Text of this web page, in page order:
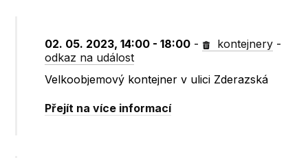
02. 05. 2023, 14:00 - 18:00 - kontejnery -
odkaz na událost
Velkoobjemový kontejner v ulici Zderazská
Přejít na více informací